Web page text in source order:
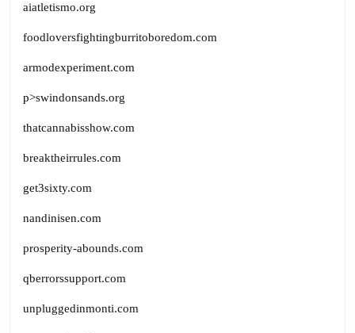
aiatletismo.org
foodloversfightingburritoboredom.com
armodexperiment.com
p>swindonsands.org
thatcannabisshow.com
breaktheirrules.com
get3sixty.com
nandinisen.com
prosperity-abounds.com
qberrorssupport.com
unpluggedinmonti.com